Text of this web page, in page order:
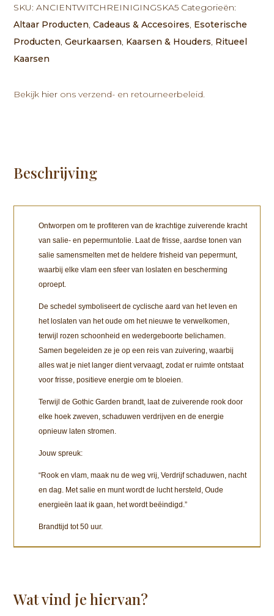
Gothic
Garden
SKU:ANCIENTWITCHREINIGINGSKA5 Categorieën:
Altaar Producten,Cadeaus & Accesoires, Esoterische
Producten,Geurkaarsen, Kaarsen & Houders, Ritueel
Kaarsen
Bekijk hier ons verzend- en retourneerbeleid.
Beschrijving
Ontworpen om te profiteren van de krachtige zuiverende kracht
vansalie- en pepermuntolie. Laat de frisse, aardse tonen van
salie samensmelten met de heldere frisheid van pepermunt,
waarbij elke vlam een sfeer van loslaten en bescherming
oproept.
De schedel symboliseert de cyclische aard van het leven en
het loslaten van het oude om het nieuwe te verwelkomen,
terwijl rozen schoonheid en wedergeboorte belichamen.
Samen begeleiden ze je op een reis van zuivering, waarbij
alles wat je niet langer dient vervaagt, zodat er ruimte ontstaat
voor frisse, positieve energie om te bloeien.
Terwijl de Gothic Garden brandt, laat de zuiverende rook door
elke hoek zweven, schaduwen verdrijven en de energie
opnieuw laten stromen.
Jouw spreuk:
“Rook en vlam, maak nu de weg vrij, Verdrijf schaduwen, nacht
en dag. Met salie en munt wordt de lucht hersteld, Oude
energieën laat ik gaan, het wordt beëindigd.”
Brandtijd tot 50 uur.
Wat vind je hiervan?